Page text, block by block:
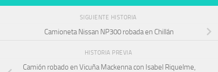
SIGUIENTE HISTORIA
Camioneta Nissan NP300 robada en Chillán
HISTORIA PREVIA
Camión robado en Vicuña Mackenna con Isabel Riquelme,